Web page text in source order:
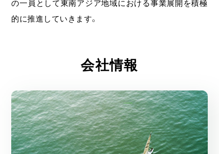
の一員として東南アジア地域における事業展開を積極
的に推進していきます。
会社情報